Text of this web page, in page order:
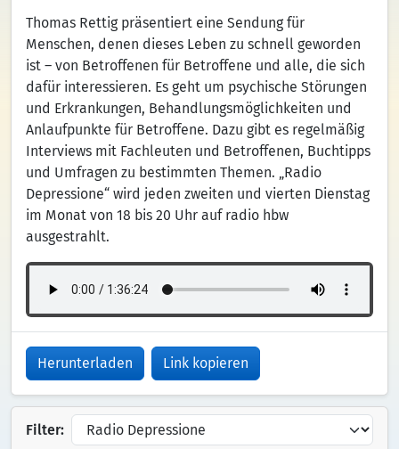
Thomas Rettig präsentiert eine Sendung für
Menschen, denen dieses Leben zu schnell geworden
ist – von Betroffenen für Betroffene und alle, die sich
dafür interessieren. Es geht um psychische Störungen
und Erkrankungen, Behandlungsmöglichkeiten und
Anlaufpunkte für Betroffene. Dazu gibt es regelmäßig
Interviews mit Fachleuten und Betroffenen, Buchtipps
und Umfragen zu bestimmten Themen. „Radio
Depressione“ wird jeden zweiten und vierten Dienstag
im Monat von 18 bis 20 Uhr auf radio hbw
ausgestrahlt.
Herunterladen Link kopieren
Filter: